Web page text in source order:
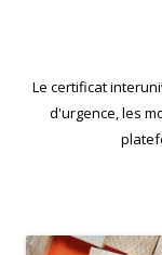
Le certificat
d'urgence, les